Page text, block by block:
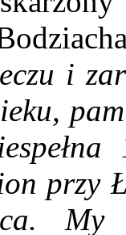
i
przy
My